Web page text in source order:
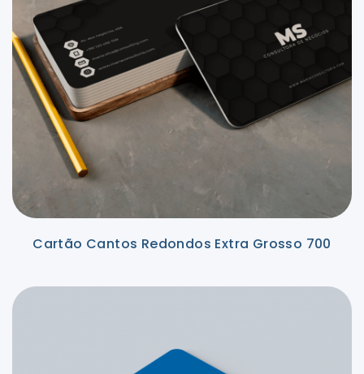
Cartão Cantos Redondos Extra Grosso 700